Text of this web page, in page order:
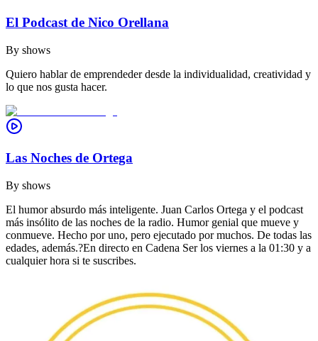
El Podcast de Nico Orellana
By shows
Quiero hablar de emprendeder desde la individualidad, creatividad y
lo que nos gusta hacer.
Las Noches de Ortega
By shows
El humor absurdo más inteligente. Juan Carlos Ortega y el podcast
más insólito de las noches de la radio. Humor genial que mueve y
conmueve. Hecho por uno, pero ejecutado por muchos. De todas las
edades, además.?En directo en Cadena Ser los viernes a la 01:30 y a
cualquier hora si te suscribes.